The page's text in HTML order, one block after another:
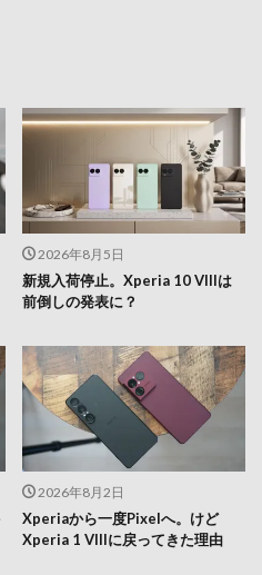
2026年8月5日
新規入荷停止。Xperia 10 VIIIは
前倒しの発表に？
2026年8月2日
Xperiaから一度Pixelへ。けど
Xperia 1 VIIIに戻ってきた理由